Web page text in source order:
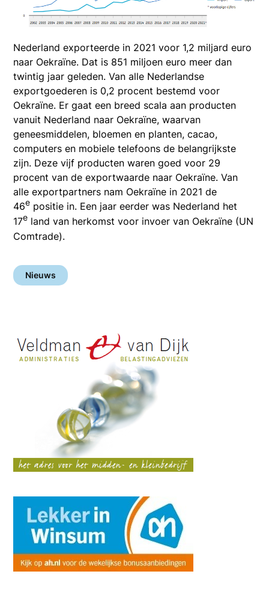
Nederland exporteerde in 2021 voor 1,2 miljard euro
naar Oekraïne. Dat is 851 miljoen euro meer dan
twintig jaar geleden. Van alle Nederlandse
exportgoederen is 0,2 procent bestemd voor
Oekraïne. Er gaat een breed scala aan producten
vanuit Nederland naar Oekraïne, waarvan
geneesmiddelen, bloemen en planten, cacao,
computers en mobiele telefoons de belangrijkste
zijn. Deze vijf producten waren goed voor 29
procent van de exportwaarde naar Oekraïne. Van
alle exportpartners nam Oekraïne in 2021 de
46e positie in. Een jaar eerder was Nederland het
17e land van herkomst voor invoer van Oekraïne (UN
Comtrade).
Nieuws